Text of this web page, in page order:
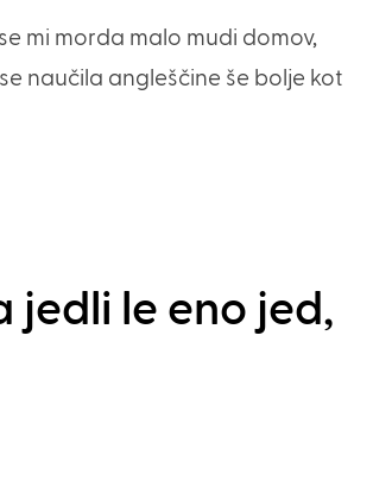
mi morda malo mudi domov,
naučila angleščine še bolje kot
jedli le eno jed,